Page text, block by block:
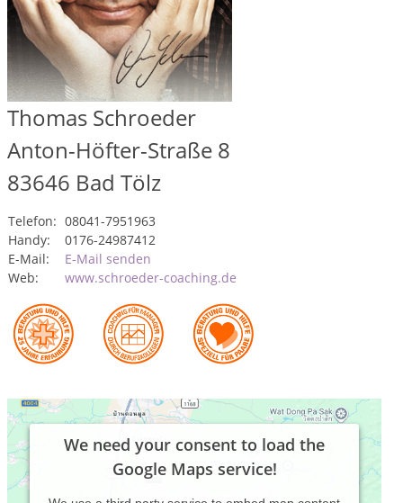
Thomas Schroeder
Anton-Höfter-Straße 8
83646 Bad Tölz
Telefon: 08041-7951963
Handy:
0176-24987412
E-Mail:
E-Mail senden
Web:
www.schroeder-coaching.de
We need your consent to load the
Google Maps service!